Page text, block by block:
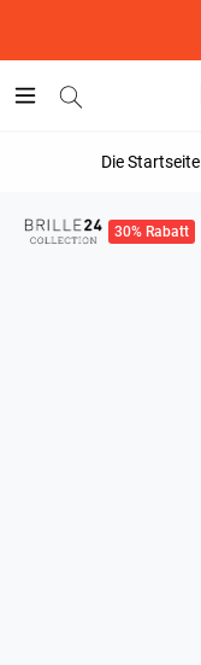
Die Startseite
30% Rabatt